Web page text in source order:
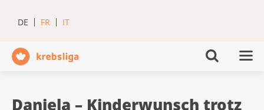
DE FR IT
Daniela – Kinderwunsch trotz